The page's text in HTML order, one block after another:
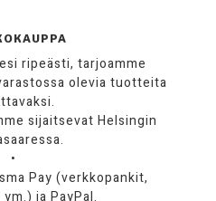
ripeästi, tarjoamme
olevia tuotteita
sijaitsevat Helsingin
•
Pay (verkkopankit,
ja PayPal.